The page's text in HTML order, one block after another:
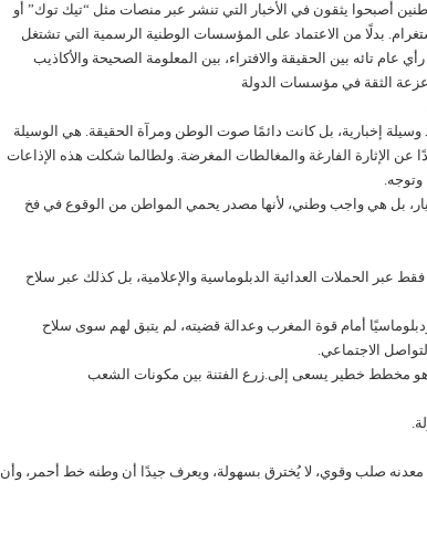
أصبحوا يثقون في الأخبار التي تنشر عبر منصات مثل “تيك توك” أو
بدلًا من الاعتماد على المؤسسات الوطنية الرسمية التي تشتغل
عام تائه بين الحقيقة والافتراء، بين المعلومة الصحيحة والأكاذيب
الثقة في مؤسسات الدولة
وسيلة إخبارية، بل كانت دائمًا صوت الوطن ومرآة الحقيقة. هي الوسيلة
عن الإثارة الفارغة والمغالطات المغرضة. ولطالما شكلت هذه الإذاعات
وتوجه.
بل هي واجب وطني، لأنها مصدر يحمي المواطن من الوقوع في فخ
الحملات العدائية الدبلوماسية والإعلامية، بل كذلك عبر سلاح
ودبلوماسيًا أمام قوة المغرب وعدالة قضيته، لم يتبق لهم سوى سلاح
الاجتماعي.
هو مخطط خطير يسعى إلى.زرع الفتنة بين مكونات الشعب
صلب وقوي، لا يُخترق بسهولة، ويعرف جيدًا أن وطنه خط أحمر، وأن